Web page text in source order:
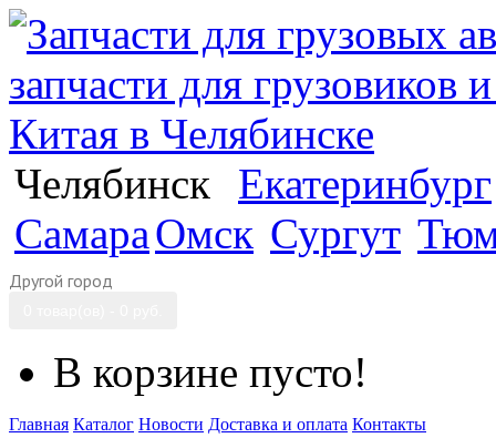
Челябинск
Екатеринбург
СамараОмск Сургут
Другой город
В корзине пусто!
Главная Каталог Новости Доставка и оплата Контакты